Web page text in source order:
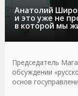
Анатолий
и это уже не
в которой мы
Председатель
обсуждении
основ